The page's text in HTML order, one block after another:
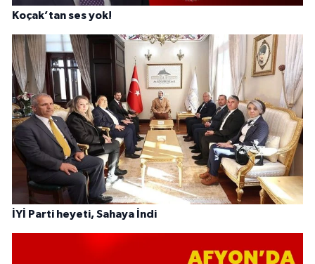
Koçak’tan ses yok!
İYİ Parti heyeti, Sahaya İndi